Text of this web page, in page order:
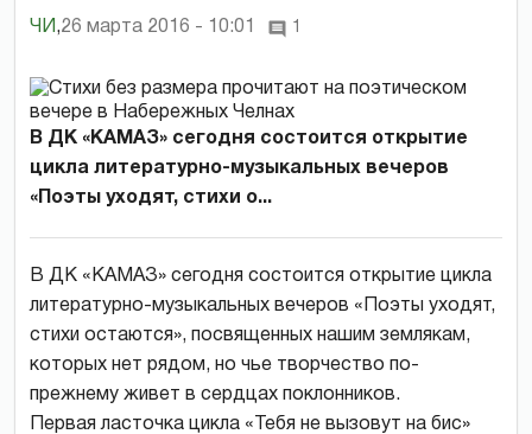
ЧИ ,26 марта 2016 - 10:01 1
В ДК «КАМАЗ» сегодня состоится открытие
цикла литературно-музыкальных вечеров
«Поэты уходят, стихи о...
В ДК «КАМАЗ» сегодня состоится открытие цикла
литературно-музыкальных вечеров «Поэты уходят,
стихи остаются», посвященных нашим землякам,
которых нет рядом, но чье творчество по-
прежнему живет в сердцах поклонников.
Первая ласточка цикла «Тебя не вызовут на бис»